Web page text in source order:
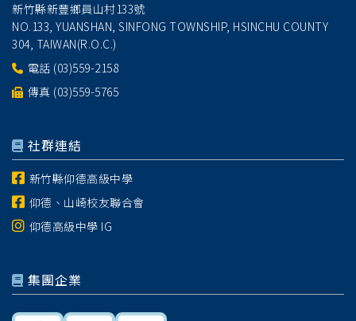
新竹縣新豐鄉員山村133號
NO.133, YUANSHAN, SINFONG TOWNSHIP, HSINCHU COUNTY
304, TAIWAN(R.O.C.)
電話 (03)559-2158
傳真 (03)559-5765
社群連結
新竹縣仰德高級中學
仰德、山崎校友聯合會
仰德高級中學 IG
集團企業